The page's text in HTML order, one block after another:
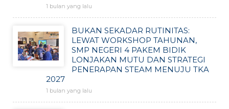
1 bulan yang lalu
BUKAN SEKADAR RUTINITAS:
LEWAT WORKSHOP TAHUNAN,
SMP NEGERI 4 PAKEM BIDIK
LONJAKAN MUTU DAN STRATEGI
PENERAPAN STEAM MENUJU TKA
2027
1 bulan yang lalu